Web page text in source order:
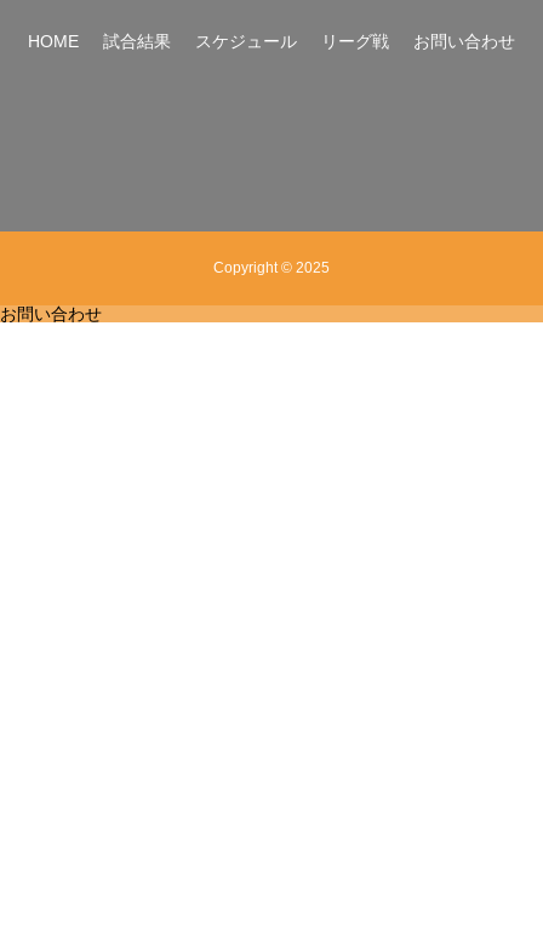
HOME 試合結果 スケジュール リーグ戦 お問い合わせ
Copyright © 2025
お問い合わせ